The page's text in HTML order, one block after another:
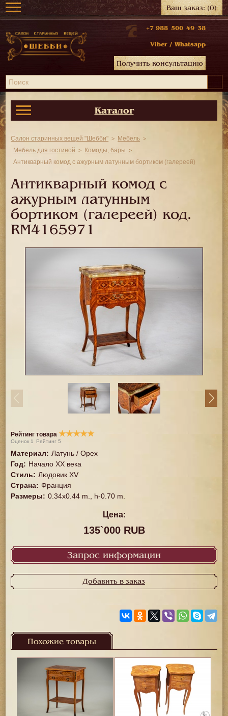
Ваш заказ:(0)
+7 988 500 49 38
Viber / Whatsapp
Получить консультацию
Каталог
Салон старинных вещей "Шебби"
Мебель
Мебель для гостиной
Комоды, бары
Антикварный комод с ажурным латунным бортиком (галереей)
Антикварный комод с
ажурным латунным
бортиком (галереей) код.
RM4165971
Рейтинг товара ★★★★★
Оценок 1 Рейтинг5
Материал: Латунь / Орех
Год: Начало XX века
Стиль: Людовик XV
Страна: Франция
Размеры: 0.34x0.44 m., h-0.70 m.
Цена:
135`000 RUB
Запрос информации
Добавить в заказ
Похожие товары